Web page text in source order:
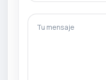
gotcha
Tu mensaje